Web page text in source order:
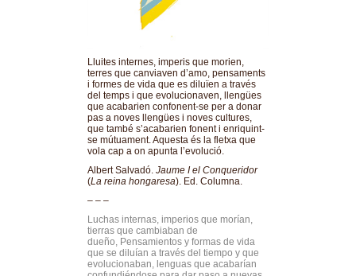
Lluites internes, imperis que morien,
terres que canviaven d’amo, pensaments
i formes de vida que es diluïen a través
del temps i que evolucionaven, llengües
que acabarien confonent-se per a donar
pas a noves llengües i noves cultures,
que també s’acabarien fonent i enriquint-
se mútuament. Aquesta és la fletxa que
vola cap a on apunta l’evolució.
Albert Salvadó. Jaume I el Conqueridor
(La reina hongaresa). Ed. Columna.
– – –
Luchas internas, imperios que morían,
tierras que cambiaban de
dueño, Pensamientos y formas de vida
que se diluían a través del tiempo y que
evolucionaban, lenguas que acabarían